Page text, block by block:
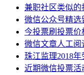
兼职社区类似的
微信公众号精
今投票刷投票价
微信文章人工阅
珠江监理2018
近期微信投票活